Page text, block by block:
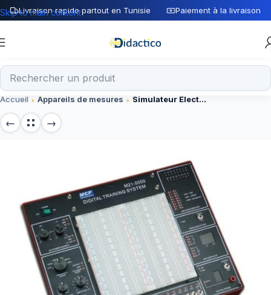
Livraison rapide partout en Tunisie Paiement à la livraison
Skip to main content
Accueil Appareils de mesures Simulateur Électronique Analogique & Numérique M21-7000 – Module Composant